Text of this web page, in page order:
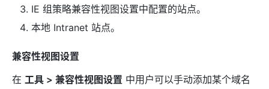
IE 组策略兼容性视图设置中配置的站点。
本地 Intranet 站点。
兼容性视图设置
在 工具 > 兼容性视图设置 中用户可以手动添加某个域名